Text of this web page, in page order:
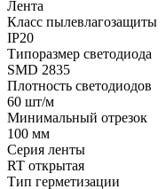
Лента
Класс пылевлагозащиты
IP20
Типоразмер светодиода
SMD 2835
Плотность светодиодов
60 шт/м
Минимальный отрезок
100 мм
Серия ленты
RT открытая
Тип герметизации